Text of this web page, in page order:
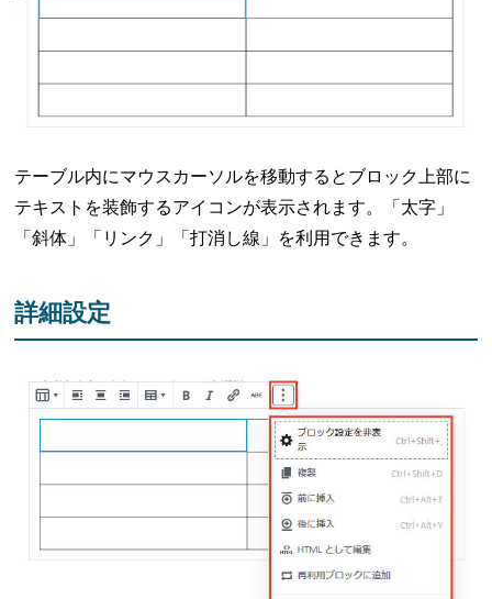
テーブル内にマウスカーソルを移動するとブロック上部に
テキストを装飾するアイコンが表示されます。「太字」
「斜体」「リンク」「打消し線」を利用できます。
詳細設定